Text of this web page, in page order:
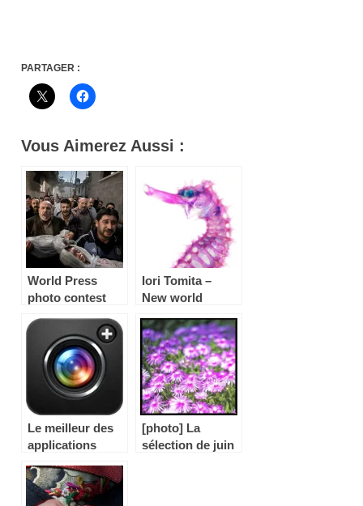
PARTAGER :
Vous Aimerez Aussi :
World Press
photo contest
Iori Tomita –
New world
specimen
Le meilleur des
applications
iPhone et
Android
[photo] La
sélection de juin